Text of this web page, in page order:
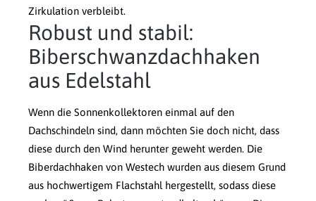
Zirkulation verbleibt.
Robust und stabil:
Biberschwanzdachhaken
aus Edelstahl
Wenn die Sonnenkollektoren einmal auf den
Dachschindeln sind, dann möchten Sie doch nicht, dass
diese durch den Wind herunter geweht werden. Die
Biberdachhaken von Westech wurden aus diesem Grund
aus hochwertigem Flachstahl hergestellt, sodass diese